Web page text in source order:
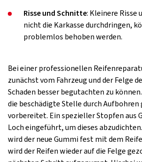
Risse und Schnitte: Kleinere Risse
nicht die Karkasse durchdringen,
problemlos behoben werden.
Bei einer professionellen
zunächst vom Fahrzeug und der Felge
Schaden besser begutachten zu
die beschädigte Stelle durch
vorbereitet. Ein spezieller Stopfen aus
Loch eingeführt, um dieses
wird der neue Gummi fest mit dem
wird der Reifen wieder auf die Felge